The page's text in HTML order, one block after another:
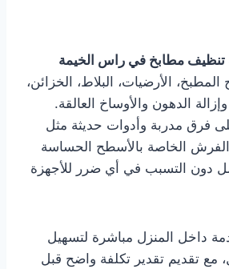
مطابخ في راس الخيمة
الأرضيات، البلاط، الخزائن،
وإزالة الدهون والأوساخ العالقة.
فرق مدربة وأدوات حديثة مثل
الخاصة بالأسطح الحساسة
دون التسبب في أي ضرر للأجهزة
داخل المنزل مباشرة لتسهيل
مع تقديم تقدير تكلفة واضح قبل